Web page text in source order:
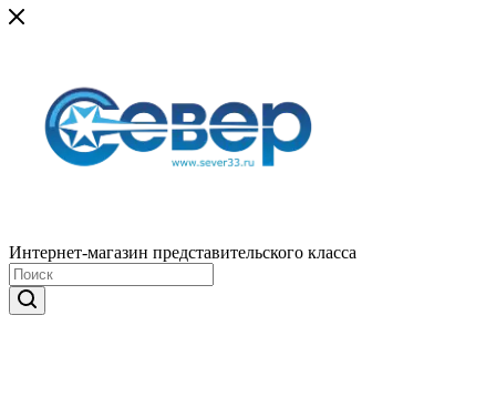
Интернет-магазин представительского класса